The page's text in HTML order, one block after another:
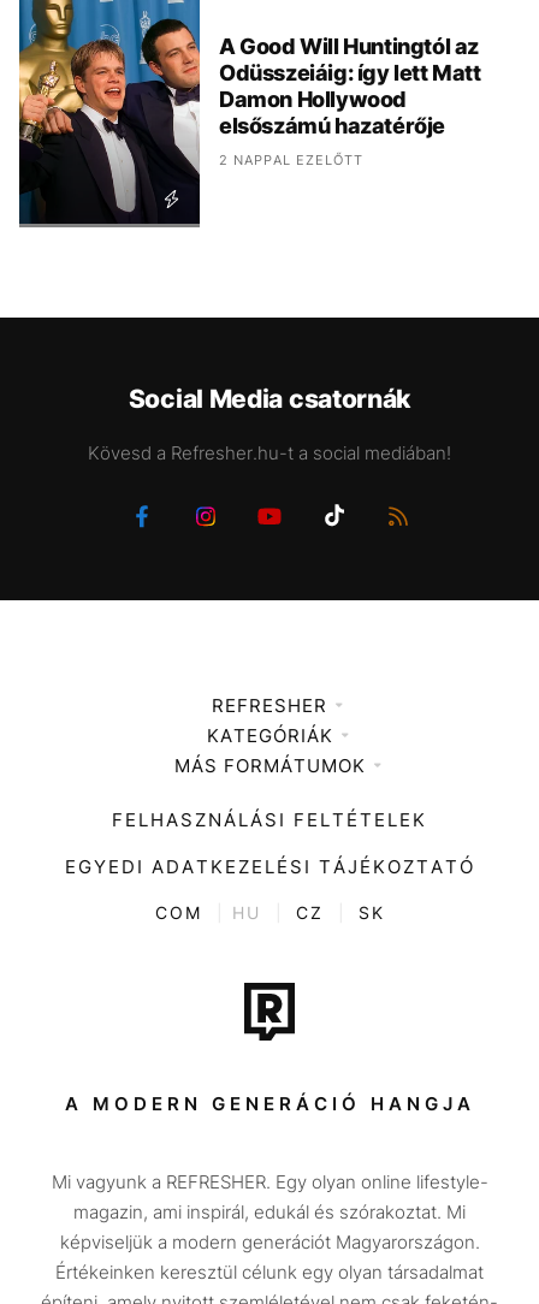
A Good Will Huntingtól az
Odüsszeiáig: így lett Matt
Damon Hollywood
elsőszámú hazatérője
2 NAPPAL EZELŐTT
Social Media csatornák
Kövesd a Refresher.hu-t a social mediában!
REFRESHER
Médiaajánlat
KATEGÓRIÁK
Zene
Divat
Kultúra
ENTR
Tech-Tudomány
Sport
Társadalom
Utazás
Életmód
Design
MÁS FORMÁTUMOK
FELHASZNÁLÁSI FELTÉTELEK
EGYEDI ADATKEZELÉSI TÁJÉKOZTATÓ
COM HU CZ SK
A MODERN GENERÁCIÓ HANGJA
Mi vagyunk a REFRESHER. Egy olyan online lifestyle-
magazin, ami inspirál, edukál és szórakoztat. Mi
képviseljük a modern generációt Magyarországon.
Értékeinken keresztül célunk egy olyan társadalmat